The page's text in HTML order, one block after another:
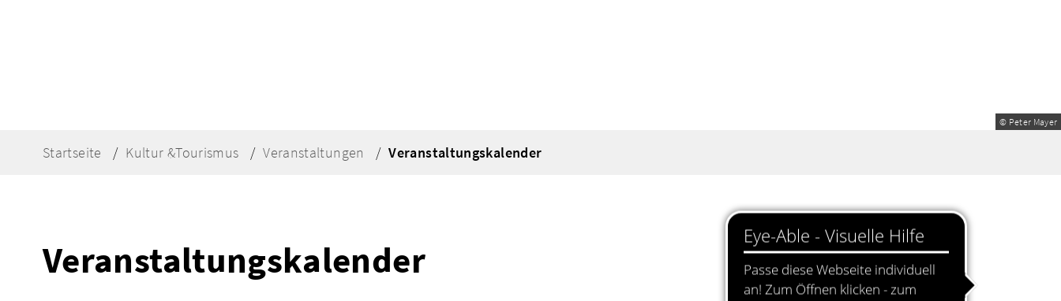
© Peter Mayer
Startseite Kultur &Tourismus Veranstaltungen Veranstaltungskalender
Veranstaltungskalender